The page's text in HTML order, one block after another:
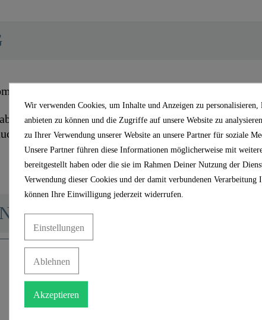
- 36540
ermöglicht den Anschluss vieler
In der
Bedarf
"
Wir verwenden Cookies, um Inhalte und Anzeigen zu
anbieten zu können und die Zugriffe auf unsere Website zu
zu Ihrer Verwendung unserer Website an unsere Partner für soziale
Unsere Partner führen diese Informationen möglicherweise mit
bereitgestellt haben oder die sie im Rahmen Deiner Nutzung der
Verwendung dieser Cookies und der damit verbundenen Verarbeitung
können Ihre Einwilligung jederzeit widerrufen.
Einstellungen
Ablehnen
Akzeptieren